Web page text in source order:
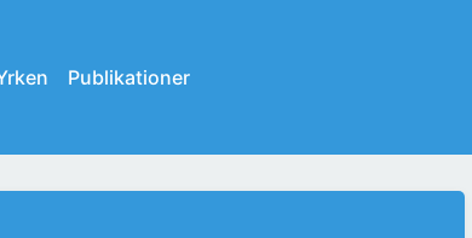
Publikationer